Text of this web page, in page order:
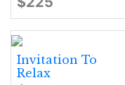
Invitation To
Relax